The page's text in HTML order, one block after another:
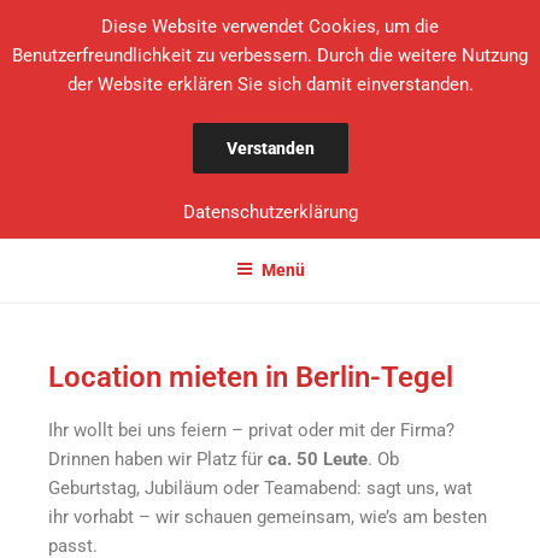
DICKE PAULA
DIT IS BERLIN
Menü
Location mieten in Berlin-Tegel
Ihr wollt bei uns feiern – privat oder mit der Firma?
Drinnen haben wir Platz für ca. 50 Leute. Ob
Geburtstag, Jubiläum oder Teamabend: sagt uns, wat
ihr vorhabt – wir schauen gemeinsam, wie’s am besten
passt.
Diese Website verwendet Cookies, um die
Benutzerfreundlichkeit zu verbessern. Durch die weitere Nutzung
der Website erklären Sie sich damit einverstanden.
Verstanden
Datenschutzerklärung